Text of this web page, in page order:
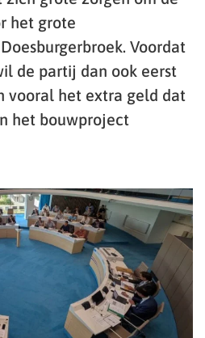
het grote
Voordat
de partij dan ook eerst
vooral het extra geld dat
het bouwproject